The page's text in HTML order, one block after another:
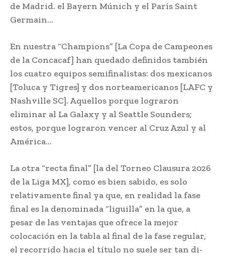
de Madrid. el Bayern Múnich y el París Saint
Germain…
En nuestra “Champions” [La Copa de Campeones
de la Concacaf] han quedado definidos también
los cuatro equipos semifinalistas: dos mexicanos
[Toluca y Tigres] y dos norteamericanos [LAFC y
Nashville SC]. Aquellos porque lograron
eliminar al La Galaxy y al Seattle Sounders;
estos, porque lograron vencer al Cruz Azul y al
América…
La otra “recta final” [la del Torneo Clausura 2026
de la Liga MX], como es bien sabido, es solo
relativamente final ya que, en realidad la fase
final es la denominada “liguilla” en la que, a
pesar de las ventajas que ofrece la mejor
colocación en la tabla al final de la fase regular,
el recorrido hacia el título no suele ser tan di-